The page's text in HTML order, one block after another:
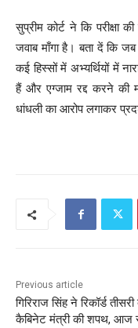
सुप्रीम कोर्ट ने कि परीक्षा
जवाब माँगा है। बता दें कि
कई हिस्सों में अभ्यर्थियों में
हैं और एग्जाम रद्द करने की
धांधली का आरोप लगाकर
Previous article
गिरिराज सिंह ने रिकॉर्ड तीसरी
कैबिनेट मंत्री की शपथ, आज